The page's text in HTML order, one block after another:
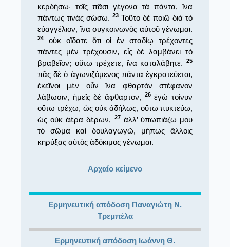
κερδήσω· τοῖς πᾶσι γέγονα τὰ πάντα, ἵνα
πάντως τινὰς σώσω. 23 Τοῦτο δὲ ποιῶ διὰ τὸ
εὐαγγέλιον, ἵνα συγκοινωνὸς αὐτοῦ γένωμαι.
24
οὐκ οἴδατε ὅτι οἱ ἐν σταδίῳ τρέχοντες
πάντες μὲν τρέχουσιν, εἷς δὲ λαμβάνει τὸ
βραβεῖον; οὕτω τρέχετε, ἵνα καταλάβητε.
25
πᾶς δὲ ὁ ἀγωνιζόμενος πάντα ἐγκρατεύεται,
ἐκεῖνοι μὲν οὖν ἵνα φθαρτὸν στέφανον
λάβωσιν, ἡμεῖς δὲ ἄφθαρτον,
26ἐγὼ τοίνυν
οὕτω τρέχω, ὡς οὐκ ἀδήλως, οὕτω πυκτεύω,
ὡς οὐκ ἀέρα δέρων,
27 ἀλλ’ ὑπωπιάζω μου
τὸ σῶμα καὶ δουλαγωγῶ, μήπως ἄλλοις
κηρύξας αὐτὸς ἀδόκιμος γένωμαι.
Αρχαίο κείμενο
Ερμηνευτική απόδοση Παναγιώτη Ν.
Τρεμπέλα
Ερμηνευτική απόδοση Ιωάννη Θ.